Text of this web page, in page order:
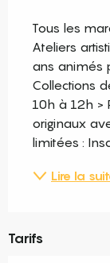
Tous les
Ateliers
ans animés
Collections
10h à 12h >
originaux
limitées :
Lire la
Tarifs